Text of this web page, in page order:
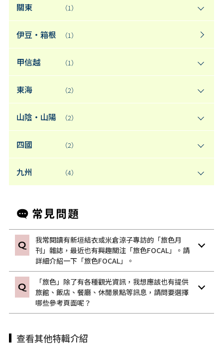
關東 （1）
伊豆・箱根 （1）
甲信越 （1）
東海 （2）
山陰・山陽 （2）
四國 （2）
九州 （4）
我常閱讀有新垣結衣或米倉涼子專訪的「旅色月
刊」雜誌，最近也有興趣關注「旅色FOCAL」。請
詳細介紹一下「旅色FOCAL」。
「旅色」除了有各種觀光資訊，我想應該也有提供
旅館、飯店、餐廳、休閒景點等訊息，請問要選擇
哪些參考頁面呢？
查看其他特輯介紹